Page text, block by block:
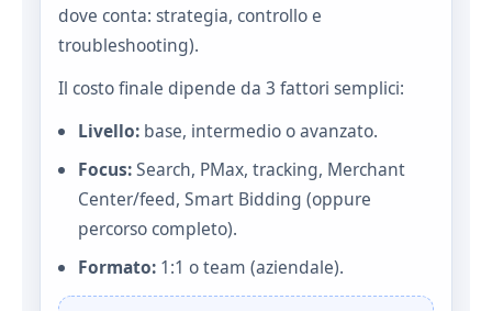
dove conta: strategia, controllo e
troubleshooting).
Il costo finale dipende da 3 fattori semplici:
Livello: base, intermedio o avanzato.
Focus:Search, PMax, tracking, Merchant
Center/feed, Smart Bidding (oppure
percorso completo).
Formato: 1:1 o team (aziendale).